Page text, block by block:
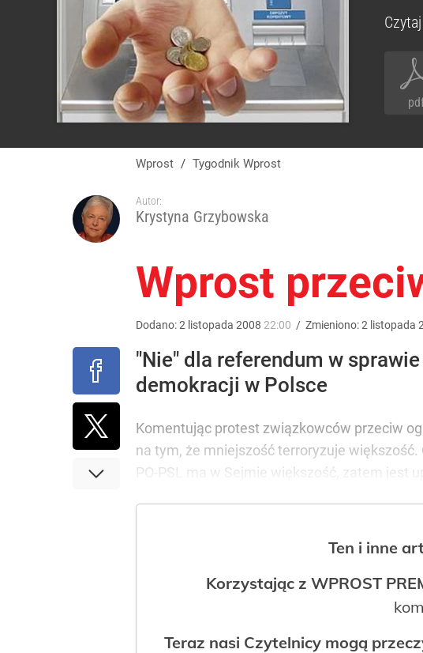
Wprost / Tygodnik Wprost
Autor:
Krystyna Grzybowska
Wprost
Dodano:2 listopada 2008 22:00 / Zmieniono:2 listopada
"Nie" dla referendum w
demokracji w Polsce
Komentując protest związkowców przeciw
na tym, że mniejszość terroryzuje
PO-PSL ma w Sejmie większość, zatem jest
Ten i inne
Korzystając z WPROST
Teraz nasi Czytelnicy mogą